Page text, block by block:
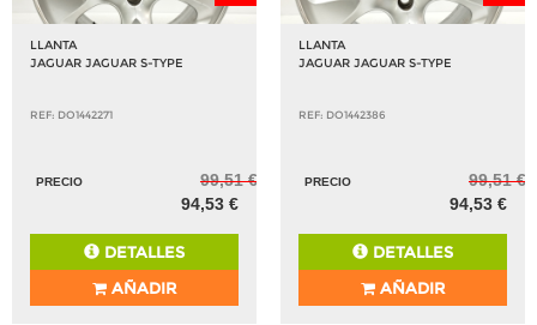
LLANTA
JAGUAR JAGUAR S-TYPE
REF: DO1442271
PRECIO
99,51 €
94,53 €
DETALLES
AÑADIR
LLANTA
JAGUAR JAGUAR S-TYPE
REF: DO1442386
PRECIO
99,51 €
94,53 €
DETALLES
AÑADIR